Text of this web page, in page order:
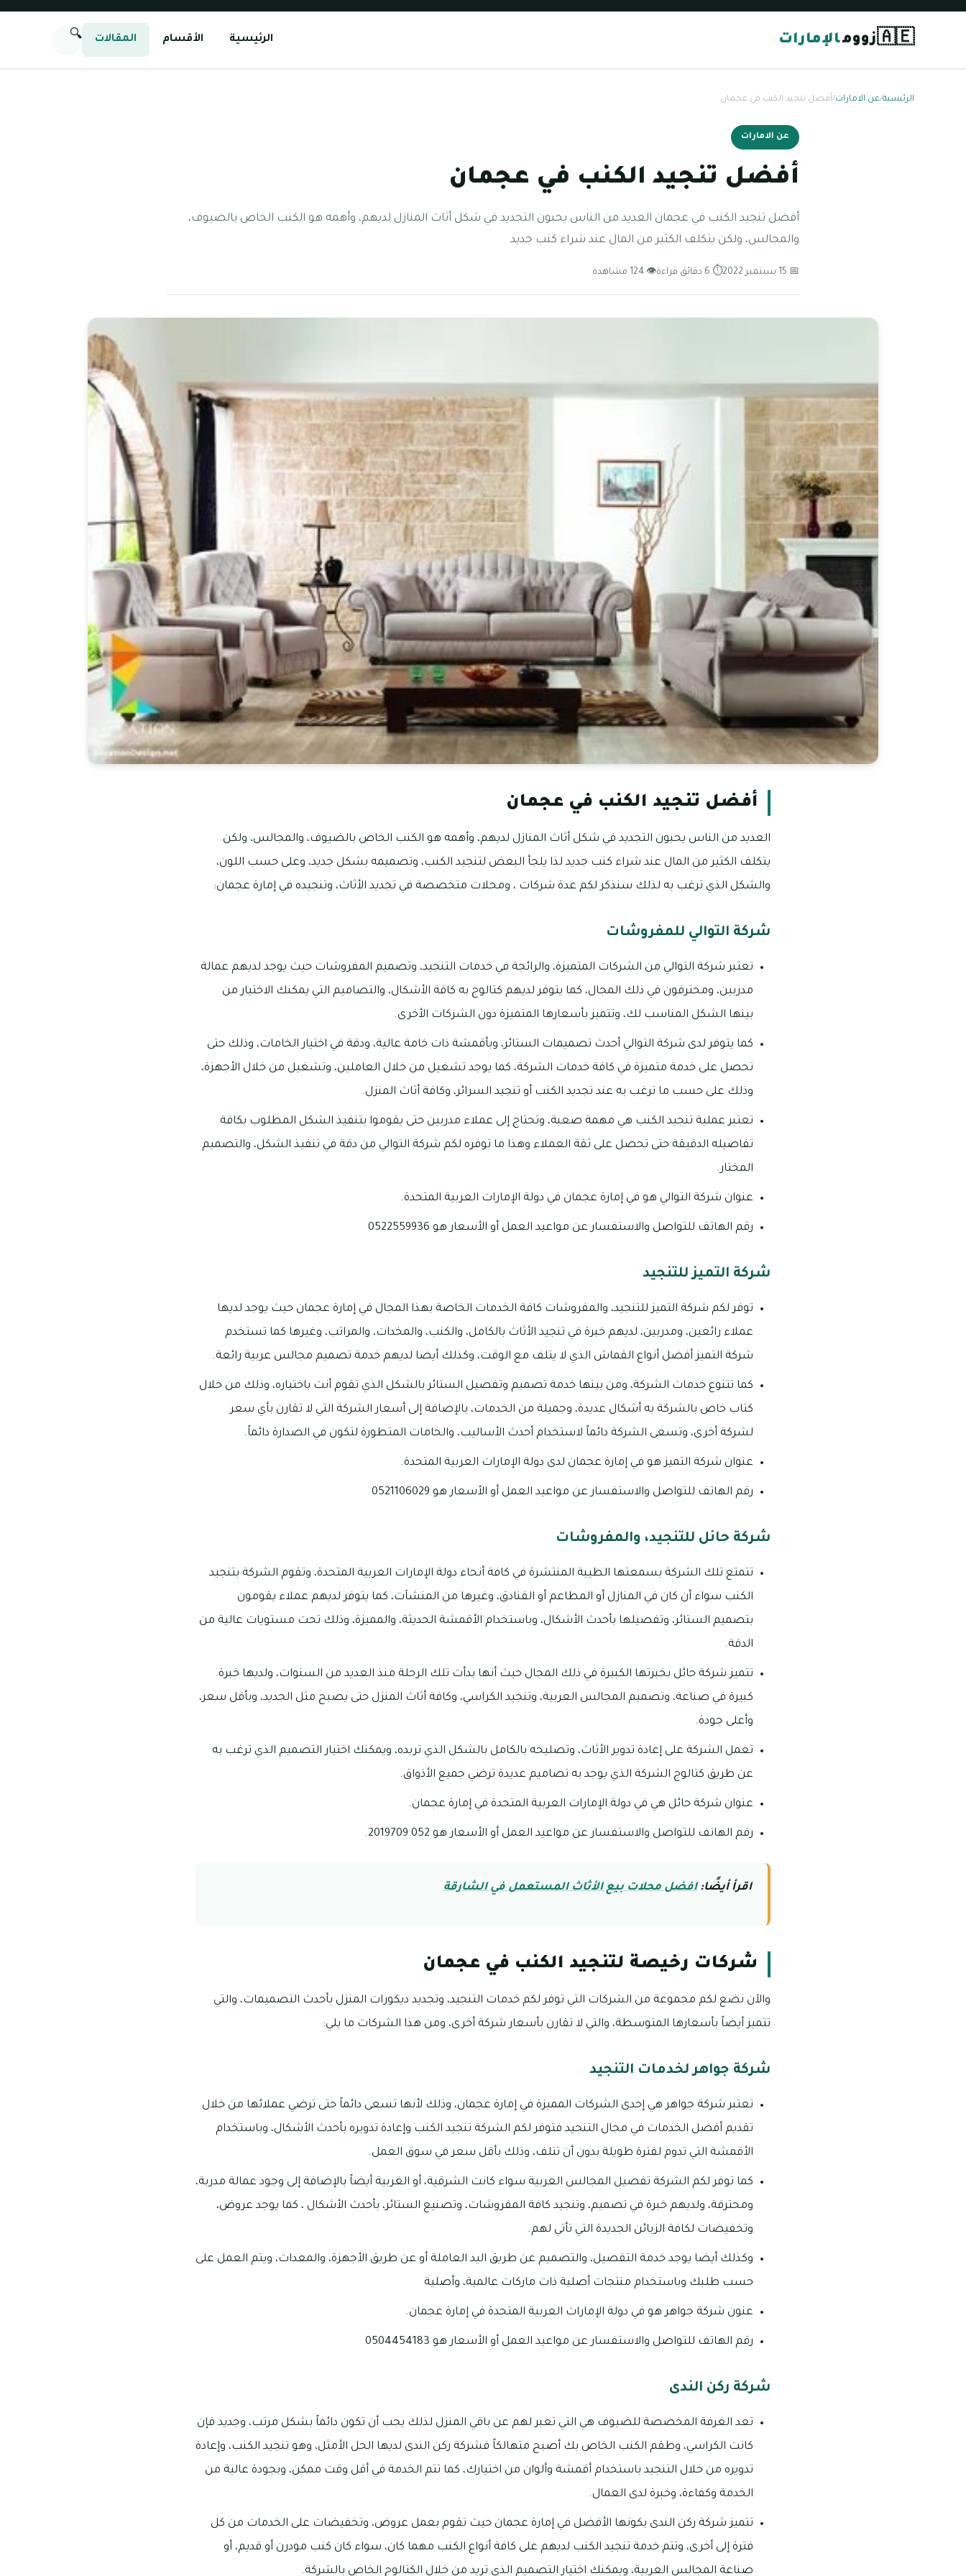
🇦🇪زوومالإمارات الرئيسية الأقسام المقالات 🔍
الرئيسية/عن الامارات/أفضل تنجيد الكنب في عجمان
عن الامارات
أفضل تنجيد الكنب في عجمان
أفضل تنجيد الكنب في عجمان العديد من الناس يحبون التجديد في شكل أثاث المنازل لديهم، وأهمه هو الكنب الخاص بالضيوف،
والمجالس، ولكن يتكلف الكثير من المال عند شراء كنب جديد
📅 15 سبتمبر 2022 ⏱ 6 دقائق قراءة 👁 124 مشاهدة
أفضل تنجيد الكنب في عجمان
العديد من الناس يحبون التجديد في شكل أثاث المنازل لديهم، وأهمه هو الكنب الخاص بالضيوف، والمجالس، ولكن
يتكلف الكثير من المال عند شراء كنب جديد لذا يلجأ البعض لتنجيد الكنب، وتصميمه بشكل جديد، وعلى حسب اللون،
والشكل الذي ترغب به لذلك سنذكر لكم عدة شركات ، ومحلات متخصصة في تجديد الأثاث، وتنجيده في إمارة عجمان:
شركة التوالي للمفروشات
تعتبر شركة التوالي من الشركات المتميزة، والرائجة في خدمات التنجيد، وتصميم المفروشات حيث يوجد لديهم عمالة
مدربين، ومحترفون في ذلك المجال، كما يتوفر لديهم كتالوج به كافة الأشكال، والتصاميم التي يمكنك الاختيار من
بينها الشكل المناسب لك، وتتميز بأسعارها المتميزة دون الشركات الأخرى.
كما يتوفر لدى شركة التوالي أحدث تصميمات الستائر، وبأقمشة ذات خامة عالية، ودقة في اختيار الخامات، وذلك حتى
تحصل على خدمة متميزة في كافة خدمات الشركة، كما يوجد تشغيل من خلال العاملين، وتشغيل من خلال الأجهزة،
وذلك على حسب ما ترغب به عند تجديد الكنب أو تنجيد السرائر، وكافة أثاث المنزل.
تعتبر عملية تنجيد الكنب هي مهمة صعبة، وتحتاج إلى عملاء مدربين حتى يقوموا بتنفيذ الشكل المطلوب بكافة
تفاصيله الدقيقة حتى تحصل على ثقة العملاء وهذا ما توفره لكم شركة التوالي من دقة في تنفيذ الشكل، والتصميم
المختار.
عنوان شركة التوالي هو في إمارة عجمان في دولة الإمارات العربية المتحدة.
رقم الهاتف للتواصل والاستفسار عن مواعيد العمل أو الأسعار هو 0522559936
شركة التميز للتنجيد
توفر لكم شركة التميز للتنجيد، والمفروشات كافة الخدمات الخاصة بهذا المجال في إمارة عجمان حيث يوجد لديها
عملاء رائعين، ومدربين، لديهم خبرة في تنجيد الأثاث بالكامل، والكنب، والمخدات، والمراتب، وغيرها كما تستخدم
شركة التميز أفضل أنواع القماش الذي لا يتلف مع الوقت، وكذلك أيضا لديهم خدمة تصميم مجالس عربية رائعة.
كما تتنوع خدمات الشركة، ومن بينها خدمة تصميم وتفصيل الستائر بالشكل الذي تقوم أنت باختياره، وذلك من خلال
كتاب خاص بالشركة به أشكال عديدة، وجميلة من الخدمات، بالإضافة إلى أسعار الشركة التي لا تقارن بأي سعر
لشركة أخرى، وتسعى الشركة دائماً لاستخدام أحدث الأساليب، والخامات المتطورة لتكون في الصدارة دائماً.
عنوان شركة التميز هو في إمارة عجمان لدى دولة الإمارات العربية المتحدة.
رقم الهاتف للتواصل والاستفسار عن مواعيد العمل أو الأسعار هو 0521106029
شركة حائل للتنجيد، والمفروشات
تتمتع تلك الشركة بسمعتها الطيبة المنتشرة في كافة أنحاء دولة الإمارات العربية المتحدة، وتقوم الشركة بتنجيد
الكنب سواء أن كان في المنازل أو المطاعم أو الفنادق، وغيرها من المنشآت، كما يتوفر لديهم عملاء يقومون
بتصميم الستائر، وتفصيلها بأحدث الأشكال، وباستخدام الأقمشة الحديثة، والمميزة، وذلك تحت مستويات عالية من
الدقة.
تتميز شركة حائل بخبرتها الكبيرة في ذلك المجال حيث أنها بدأت تلك الرحلة منذ العديد من السنوات، ولديها خبرة
كبيرة في صناعة، وتصميم المجالس العربية، وتنجيد الكراسي، وكافة أثاث المنزل حتى يصبح مثل الجديد، وبأقل سعر،
وأعلى جودة.
تعمل الشركة على إعادة تدوير الأثاث، وتصليحه بالكامل بالشكل الذي تريده، ويمكنك اختيار التصميم الذي ترغب به
عن طريق كتالوج الشركة الذي يوجد به تصاميم عديدة ترضي جميع الأذواق.
عنوان شركة حائل هي في دولة الإمارات العربية المتحدة في إمارة عجمان.
رقم الهاتف للتواصل والاستفسار عن مواعيد العمل أو الأسعار هو 052 2019709.
اقرأ أيضًا:افضل محلات بيع الأثاث المستعمل في الشارقة
شركات رخيصة لتنجيد الكنب في عجمان
والآن نضع لكم مجموعة من الشركات التي توفر لكم خدمات التنجيد، وتجديد ديكورات المنزل بأحدث التصميمات، والتي
تتميز أيضاً بأسعارها المتوسطة، والتي لا تقارن بأسعار شركة أخرى، ومن هذا الشركات ما يلي:
شركة جواهر لخدمات التنجيد
تعتبر شركة جواهر هي إحدى الشركات المميزة في إمارة عجمان، وذلك لأنها تسعى دائماً حتى ترضي عملائها من خلال
تقديم أفضل الخدمات في مجال التنجيد فتوفر لكم الشركة تنجيد الكنب وإعادة تدويره بأحدث الأشكال، وباستخدام
الأقمشة التي تدوم لفترة طويلة بدون أن تتلف، وذلك بأقل سعر في سوق العمل.
كما توفر لكم الشركة تفصيل المجالس العربية سواء كانت الشرقية، أو الغربية أيضاً بالإضافة إلى وجود عمالة مدربة،
ومحترفة، ولديهم خبرة في تصميم، وتنجيد كافة المفروشات، وتصنيع الستائر، بأحدث الأشكال ، كما يوجد عروض،
وتخفيضات لكافة الزبائن الجديدة التي تأتي لهم.
وكذلك أيضا يوجد خدمة التفصيل، والتصميم عن طريق اليد العاملة أو عن طريق الأجهزة، والمعدات، ويتم العمل على
حسب طلبك وباستخدام منتجات أصلية ذات ماركات عالمية، وأصلية
عنون شركة جواهر هو في دولة الإمارات العربية المتحدة في إمارة عجمان.
رقم الهاتف للتواصل والاستفسار عن مواعيد العمل أو الأسعار هو 0504454183
شركة ركن الندى
تعد الغرفة المخصصة للضيوف هي التي تعبر لهم عن باقي المنزل لذلك يجب أن تكون دائماً بشكل مرتب، وجديد فإن
كانت الكراسي، وطقم الكنب الخاص بك أصبح متهالكاً فشركة ركن الندى لديها الحل الأمثل، وهو تنجيد الكنب، وإعادة
تدويره من خلال التنجيد باستخدام أقمشة وألوان من اختيارك، كما تتم الخدمة في أقل وقت ممكن، وبجودة عالية من
الخدمة وكفاءة، وخبرة لدى العمال.
تتميز شركة ركن الندى بكونها الأفضل في إمارة عجمان حيث تقوم بعمل عروض، وتخفيضات على الخدمات من كل
فترة إلى أخرى، وتتم خدمة تنجيد الكنب لديهم على كافة أنواع الكنب مهما كان، سواء كان كنب مودرن أو قديم، أو
صناعة المجالس العربية، ويمكنك اختيار التصميم الذي تريد من خلال الكتالوج الخاص بالشركة.